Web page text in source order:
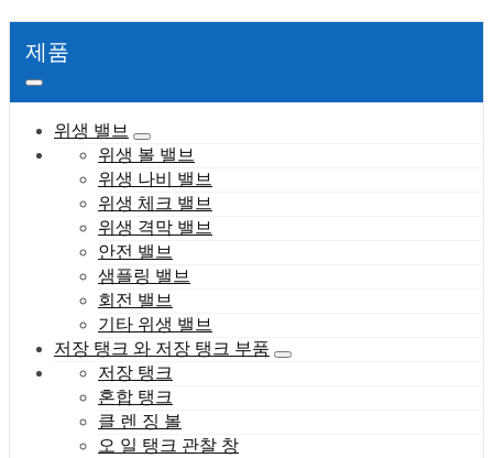
제품
위생 밸브
위생 볼 밸브
위생 나비 밸브
위생 체크 밸브
위생 격막 밸브
안전 밸브
샘플링 밸브
회전 밸브
기타 위생 밸브
저장 탱크 와 저장 탱크 부품
저장 탱크
혼합 탱크
클 렌 징 볼
오 일 탱크 관찰 창